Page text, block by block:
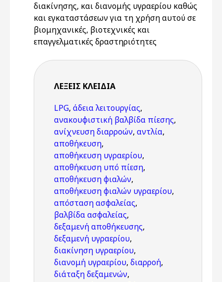
διακίνησης, και διανομής υγραερίου καθώς
και εγκαταστάσεων για τη χρήση αυτού σε
βιομηχανικές, βιοτεχνικές και
επαγγελματικές δραστηριότητες
ΛΈΞΕΙΣ KΛΕΙΔΙΆ
LPG, άδεια λειτουργίας,
ανακουφιστική βαλβίδα πίεσης,
ανίχνευση διαρροών, αντλία,
αποθήκευση,
αποθήκευση υγραερίου,
αποθήκευση υπό πίεση,
αποθήκευση φιαλών,
αποθήκευση φιαλών υγραερίου,
απόσταση ασφαλείας,
βαλβίδα ασφαλείας,
δεξαμενή αποθήκευσης,
δεξαμενή υγραερίου,
διακίνηση υγραερίου,
διανομή υγραερίου, διαρροή,
διάταξη δεξαμενών,